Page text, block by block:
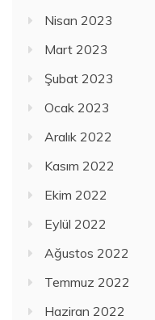
Nisan 2023
Mart 2023
Şubat 2023
Ocak 2023
Aralık 2022
Kasım 2022
Ekim 2022
Eylül 2022
Ağustos 2022
Temmuz 2022
Haziran 2022